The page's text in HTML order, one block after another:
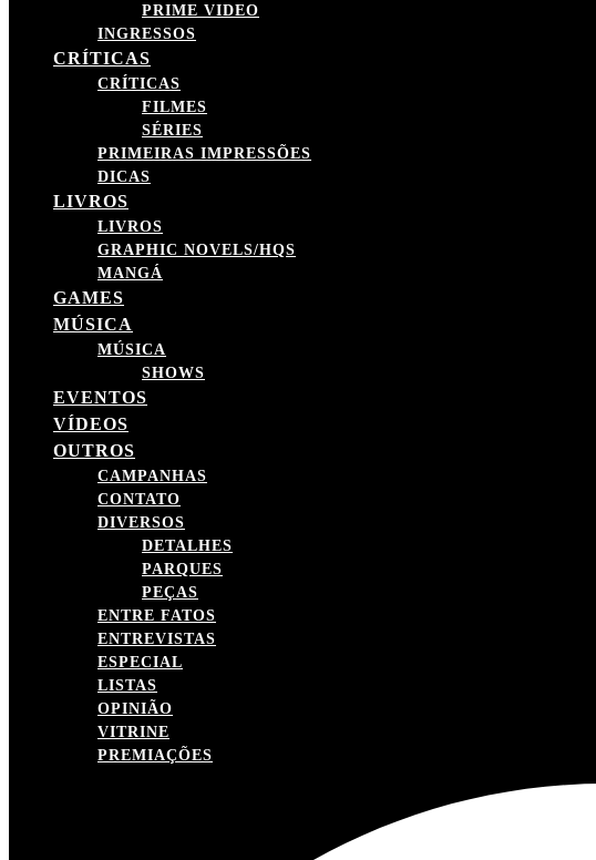
PRIME VIDEO
INGRESSOS
CRÍTICAS
CRÍTICAS
FILMES
SÉRIES
PRIMEIRAS IMPRESSÕES
DICAS
LIVROS
LIVROS
GRAPHIC NOVELS/HQS
MANGÁ
GAMES
MÚSICA
MÚSICA
SHOWS
EVENTOS
VÍDEOS
OUTROS
CAMPANHAS
CONTATO
DIVERSOS
DETALHES
PARQUES
PEÇAS
ENTRE FATOS
ENTREVISTAS
ESPECIAL
LISTAS
OPINIÃO
VITRINE
PREMIAÇÕES